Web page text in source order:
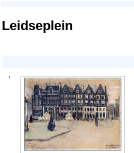
Leidseplein
·